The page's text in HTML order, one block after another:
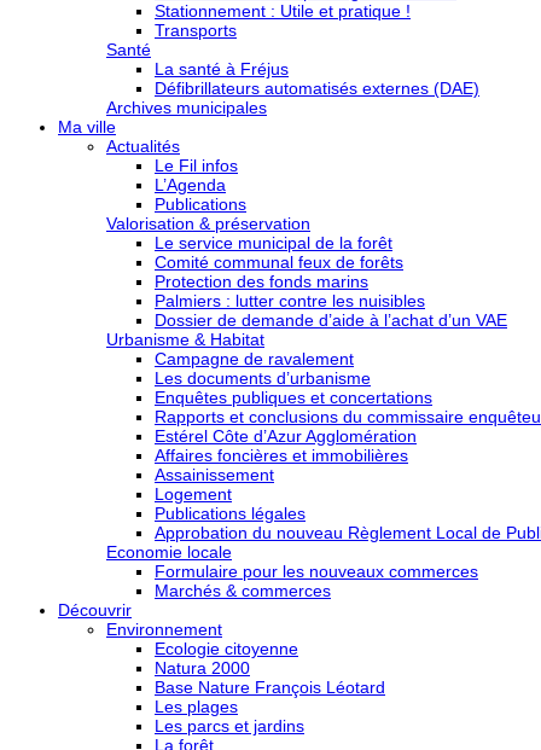
Stationnement : Utile et pratique !
Transports
Santé
La santé à Fréjus
Défibrillateurs automatisés externes (DAE)
Archives municipales
Ma ville
Actualités
Le Fil infos
L’Agenda
Publications
Valorisation & préservation
Le service municipal de la forêt
Comité communal feux de forêts
Protection des fonds marins
Palmiers : lutter contre les nuisibles
Dossier de demande d’aide à l’achat d’un VAE
Urbanisme & Habitat
Campagne de ravalement
Les documents d’urbanisme
Enquêtes publiques et concertations
Rapports et conclusions du commissaire
Estérel Côte d’Azur Agglomération
Affaires foncières et immobilières
Assainissement
Logement
Publications légales
Approbation du nouveau Règlement Local de
Economie locale
Formulaire pour les nouveaux commerces
Marchés & commerces
Découvrir
Environnement
Ecologie citoyenne
Natura 2000
Base Nature François Léotard
Les plages
Les parcs et jardins
La forêt